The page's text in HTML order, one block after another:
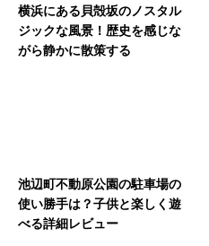
横浜にある貝殻坂のノスタル
ジックな風景！歴史を感じな
がら静かに散策する
池辺町不動原公園の駐車場の
使い勝手は？子供と楽しく遊
べる詳細レビュー